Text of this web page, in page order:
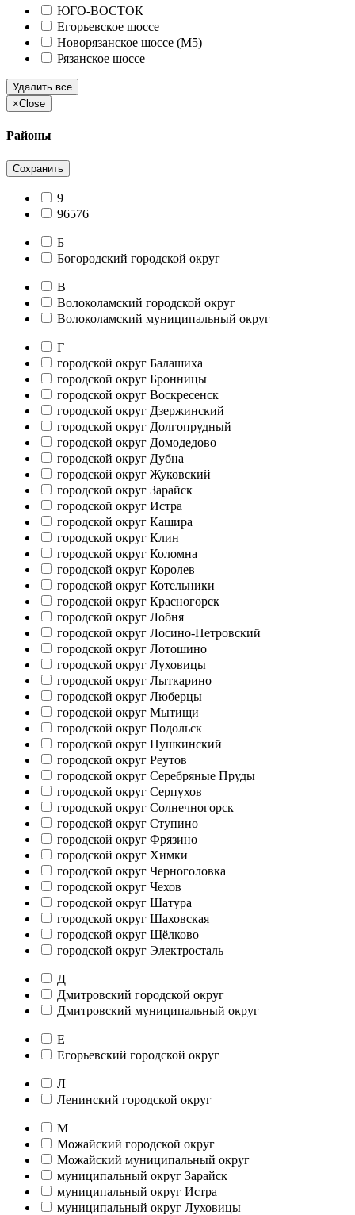
ЮГО-ВОСТОК
Егорьевское шоссе
Новорязанское шоссе (М5)
Рязанское шоссе
Удалить все
×Close
Районы
Сохранить
9
96576
Б
Богородский городской округ
В
Волоколамский городской округ
Волоколамский муниципальный округ
Г
городской округ Балашиха
городской округ Бронницы
городской округ Воскресенск
городской округ Дзержинский
городской округ Долгопрудный
городской округ Домодедово
городской округ Дубна
городской округ Жуковский
городской округ Зарайск
городской округ Истра
городской округ Кашира
городской округ Клин
городской округ Коломна
городской округ Королев
городской округ Котельники
городской округ Красногорск
городской округ Лобня
городской округ Лосино-Петровский
городской округ Лотошино
городской округ Луховицы
городской округ Лыткарино
городской округ Люберцы
городской округ Мытищи
городской округ Подольск
городской округ Пушкинский
городской округ Реутов
городской округ Серебряные Пруды
городской округ Серпухов
городской округ Солнечногорск
городской округ Ступино
городской округ Фрязино
городской округ Химки
городской округ Черноголовка
городской округ Чехов
городской округ Шатура
городской округ Шаховская
городской округ Щёлково
городской округ Электросталь
Д
Дмитровский городской округ
Дмитровский муниципальный округ
Е
Егорьевский городской округ
Л
Ленинский городской округ
М
Можайский городской округ
Можайский муниципальный округ
муниципальный округ Зарайск
муниципальный округ Истра
муниципальный округ Луховицы